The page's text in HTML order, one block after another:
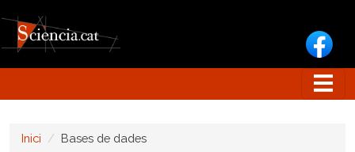
Inici Bases de dades